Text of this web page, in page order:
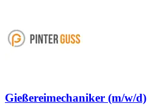
Gießereimechaniker (m/w/d)